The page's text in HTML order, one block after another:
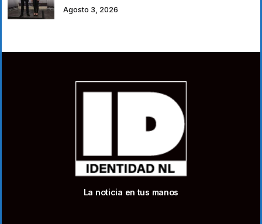
Agosto 3, 2026
La noticia en tus manos